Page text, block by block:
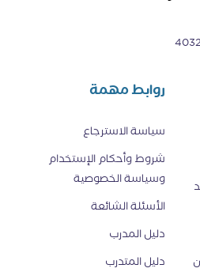
روابط مهمة
سياسة الاسترجاع
شروط وأحكام الإستخدام
وسياسة الخصوصية
الأسئلة الشائعة
دليل المدرب
دليل المتدرب